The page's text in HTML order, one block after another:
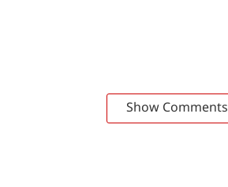
Show Comments